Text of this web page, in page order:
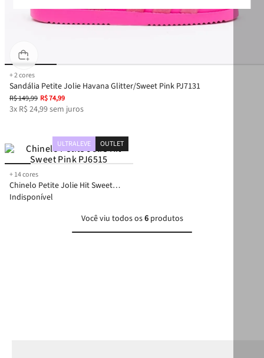
+2cores
Sandália Petite Jolie Havana Glitter/Sweet Pink PJ7131
R$149,99 R$74,99
3x R$ 24,99sem juros
+14cores
Chinelo Petite Jolie Hit Sweet
Pink PJ6515
Indisponível
ULTRALEVE OUTLET
Você viu todos os6produtos